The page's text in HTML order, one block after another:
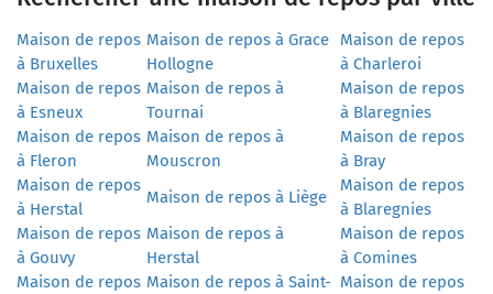
Maison de repos
à Bruxelles
Maison de repos à Grace
Hollogne
Maison de repos
à Charleroi
Maison de repos
à Esneux
Maison de repos à
Tournai
Maison de repos
à Blaregnies
Maison de repos
à Fleron
Maison de repos à
Mouscron
Maison de repos
à Bray
Maison de repos
à Herstal
Maison de repos à Liège
Maison de repos
à Blaregnies
Maison de repos
à Gouvy
Maison de repos à
Herstal
Maison de repos
à Comines
Maison de repos Maison de repos à Saint- Maison de repos